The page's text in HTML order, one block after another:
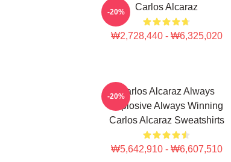
Carlos Alcaraz
₩2,728,440 - ₩6,325,020
-20%
Carlos Alcaraz Always
Explosive Always Winning
Carlos Alcaraz Sweatshirts
₩5,642,910 - ₩6,607,510
-20%